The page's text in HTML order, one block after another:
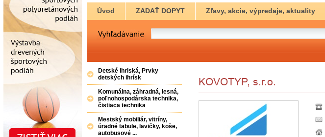
Úvod ZADAŤ DOPYT Zľavy, akcie, výpredaje, aktuality
Detské ihriská, Prvky
detských ihrísk
Komunálna, záhradná, lesná,
poľnohospodárska technika,
čistiaca technika
Mestský mobiliár, vitríny,
úradné tabule, lavičky, koše,
autobusové ...